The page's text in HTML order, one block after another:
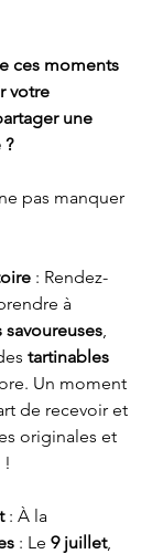
ces moments
votre
une
pas manquer
: Rendez-
à
,
tartinables
Un moment
de recevoir et
originales et
!
: À la
: Le 9 juillet,